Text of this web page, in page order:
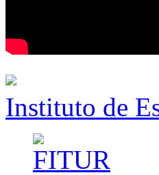
Instituto de